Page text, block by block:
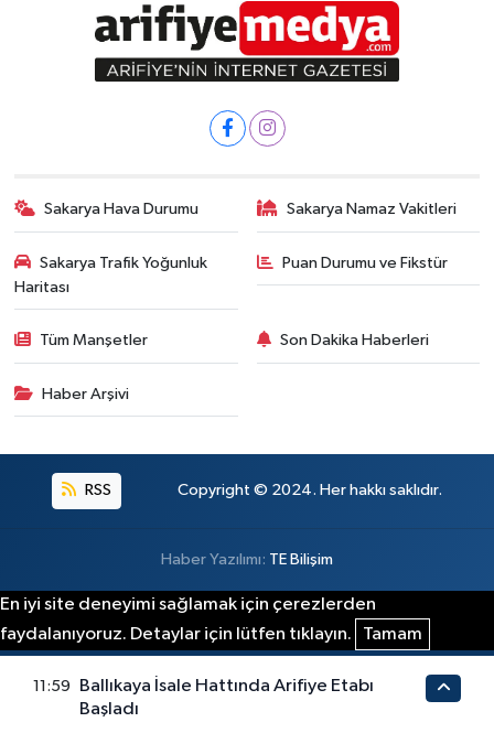
Sakarya Hava Durumu Sakarya Namaz Vakitleri
Sakarya Trafik Yoğunluk
Haritası
Puan Durumu ve Fikstür
Tüm Manşetler Son Dakika Haberleri
Haber Arşivi
RSS Copyright © 2024. Her hakkı saklıdır.
Haber Yazılımı: TE Bilişim
En iyi site deneyimi sağlamak için çerezlerden
faydalanıyoruz. Detaylar için lütfen tıklayın.
Tamam
11:59
Ballıkaya İsale Hattında Arifiye Etabı
Başladı